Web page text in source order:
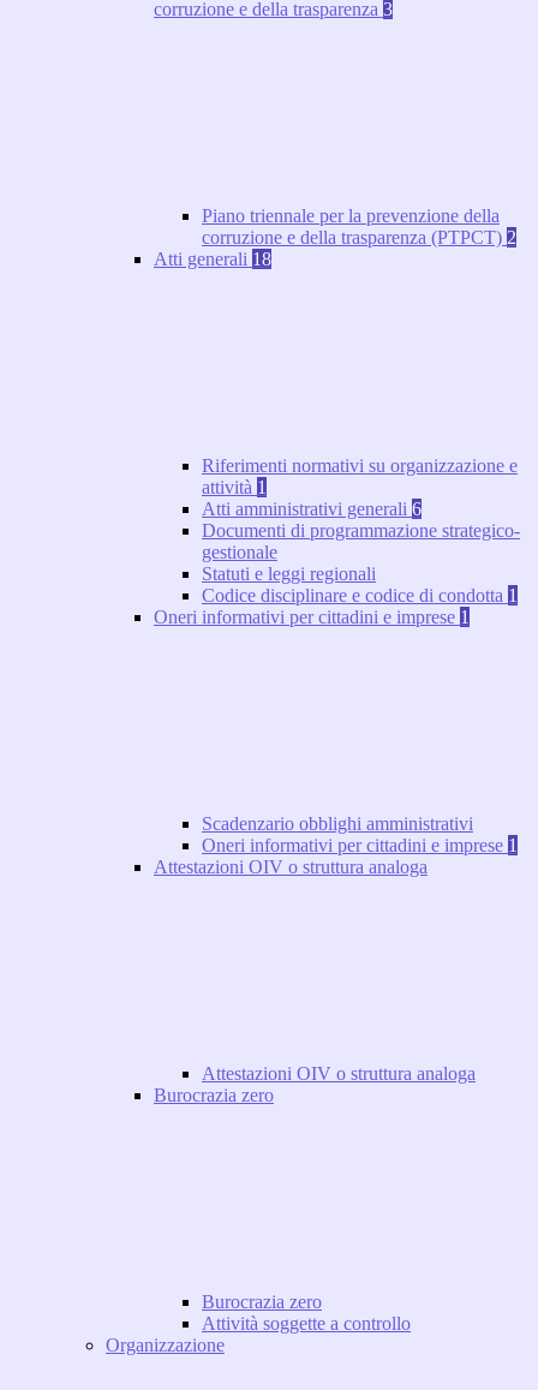
corruzione e della trasparenza 3
Piano triennale per la prevenzione della
corruzione e della trasparenza (PTPCT) 2
Atti generali 18
Riferimenti normativi su organizzazione e
attività 1
Atti amministrativi generali 6
Documenti di programmazione strategico-
gestionale
Statuti e leggi regionali
Codice disciplinare e codice di condotta 1
Oneri informativi per cittadini e imprese 1
Scadenzario obblighi amministrativi
Oneri informativi per cittadini e imprese 1
Attestazioni OIV o struttura analoga
Attestazioni OIV o struttura analoga
Burocrazia zero
Burocrazia zero
Attività soggette a controllo
Organizzazione